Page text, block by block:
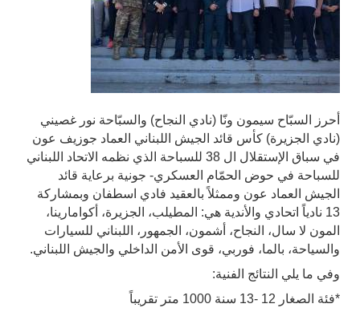
أحرز السبّاح سيمون ونّا (نادي النجاح) والسبّاحة نور غصيني
(نادي الجزيرة) كأس قائد الجيش اللبناني العماد جوزيف عون
في سباق الإستقلال ال 38 للسباحة الذي نظمه الاتحاد اللبناني
للسباحة في حوض الحمّام العسكري- جونية برعاية قائد
الجيش العماد عون وممثلاً بالعقيد فادي اسطفان وبمشاركة
13 نادياً اتحادي والأندية هي: المطيلب، الجزيرة، أكوامارينا،
المون لا سال، النجاح، أشمون، الجمهور، اللبناني للسيارات
والسياحة، بالما، فوربي، قوى الأمن الداخلي والجيش اللبناني.
وفي ما يلي النتائج الفنية:
*فئة الصغار 12 -13 سنة 1000 متر تقريباً